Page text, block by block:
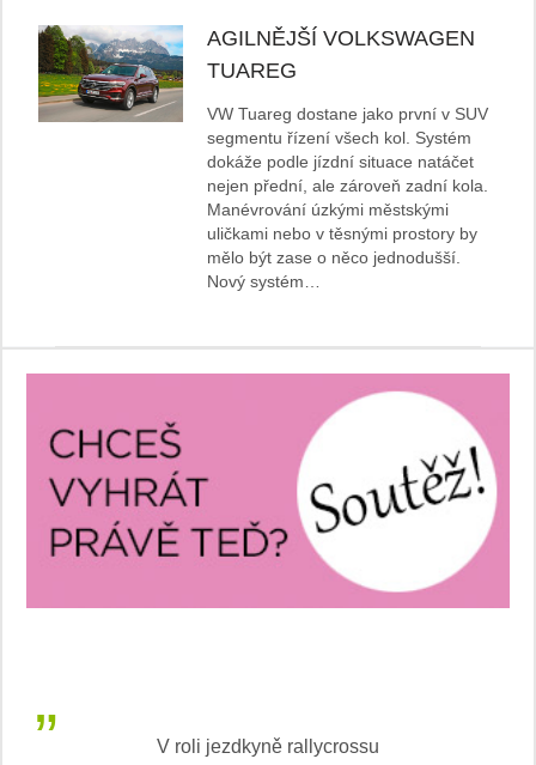
AGILNĚJŠÍ VOLKSWAGEN
TUAREG
VW Tuareg dostane jako první v SUV
segmentu řízení všech kol. Systém
dokáže podle jízdní situace natáčet
nejen přední, ale zároveň zadní kola.
Manévrování úzkými městskými
uličkami nebo v těsnými prostory by
mělo být zase o něco jednodušší.
Nový systém…
V roli jezdkyně rallycrossu